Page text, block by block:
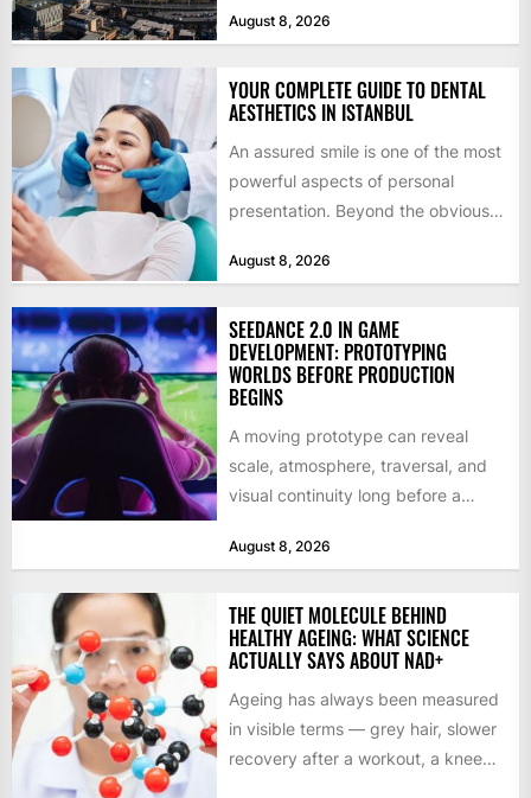
by former KKR...
August 8, 2026
YOUR COMPLETE GUIDE TO DENTAL
AESTHETICS IN ISTANBUL
An assured smile is one of the most
powerful aspects of personal
presentation. Beyond the obvious
August 8, 2026
SEEDANCE 2.0 IN GAME
DEVELOPMENT: PROTOTYPING
WORLDS BEFORE PRODUCTION
BEGINS
A moving prototype can reveal
scale, atmosphere, traversal, and
visual continuity long before a
August 8, 2026
THE QUIET MOLECULE BEHIND
HEALTHY AGEING: WHAT SCIENCE
ACTUALLY SAYS ABOUT NAD+
Ageing has always been measured
in visible terms — grey hair, slower
recovery after a workout, a knee